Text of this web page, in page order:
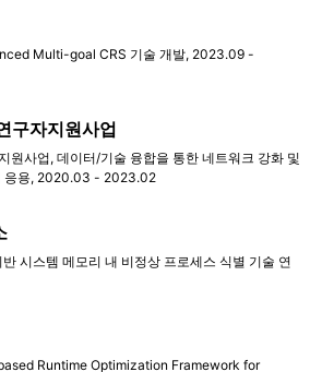
Multi-goal CRS 기술 개발, 2023.09 -
구자지원사업
원사업, 데이터/기술 융합을 통한 네트워크 강화 및
응용, 2020.03 - 2023.02
시스템 메모리 내 비정상 프로세스 식별 기술 연
Runtime Optimization Framework for